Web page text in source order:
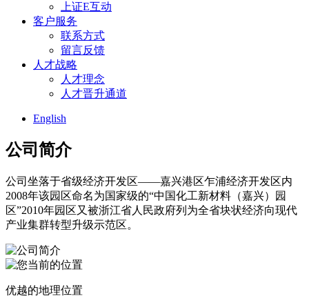
上证E互动
客户服务
联系方式
留言反馈
人才战略
人才理念
人才晋升通道
English
公司简介
公司坐落于省级经济开发区——嘉兴港区乍浦经济开发区内
2008年该园区命名为国家级的“中国化工新材料（嘉兴）园
区”2010年园区又被浙江省人民政府列为全省块状经济向现代
产业集群转型升级示范区。
优越的地理位置